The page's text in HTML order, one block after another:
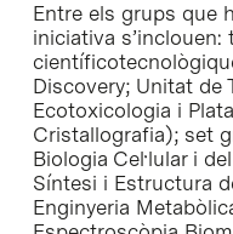
Entre els grups que
iniciativa
Discovery; Unitat de
Ecotoxicologia i
Cristallografia); set
Biologia Cel·lular i
Síntesi i Estructura
Enginyeria